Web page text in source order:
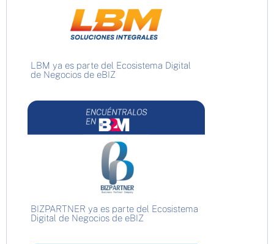
LBM ya es parte del Ecosistema Digital
de Negocios de eBIZ
BIZPARTNER ya es parte del Ecosistema
Digital de Negocios de eBIZ